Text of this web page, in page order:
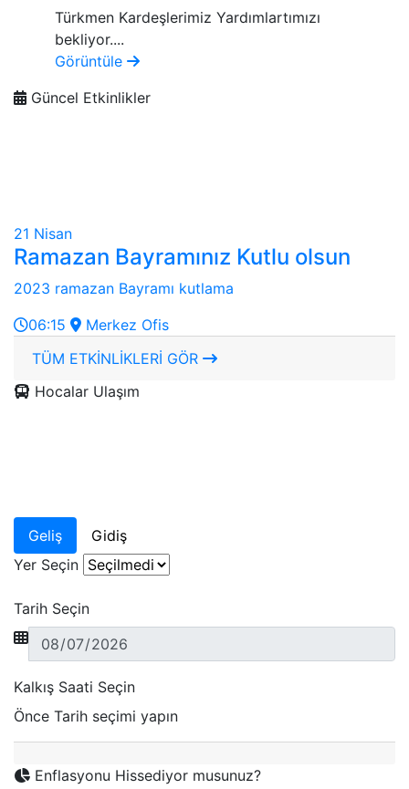
Türkmen Kardeşlerimiz Yardımlartımızı
bekliyor....
Görüntüle
Güncel Etkinlikler
21 Nisan
Ramazan Bayramınız Kutlu olsun
2023 ramazan Bayramı kutlama
06:15
Merkez Ofis
TÜM ETKİNLİKLERİ GÖR
Hocalar Ulaşım
Geliş
Gidiş
Yer Seçin
Tarih Seçin
Kalkış Saati Seçin
Önce Tarih seçimi yapın
Enflasyonu Hissediyor musunuz?